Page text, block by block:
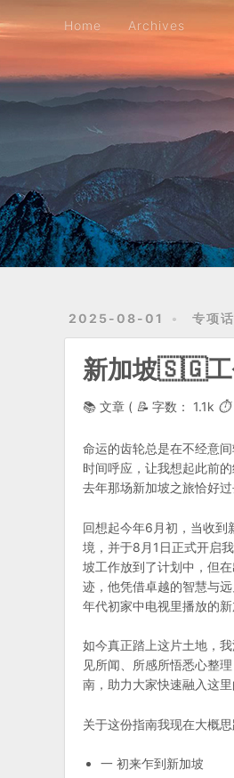
Home Archives
2025-08-01 专项
新加坡🇸🇬工
📚 文章 ( 📝 字数： 1.1k ⏱
命运的齿轮总是在不经意
时间呼应，让我想起此前
去年那场新加坡之旅恰好
回想起今年6月初，当收到
境，并于8月1日正式开启
坡工作放到了计划中，但
迹，他凭借卓越的智慧与
年代初家中电视里播放的
如今真正踏上这片土地，
见所闻、所感所悟悉心整
南，助力大家快速融入这里
关于这份指南我现在大概思
一 初来乍到新加坡